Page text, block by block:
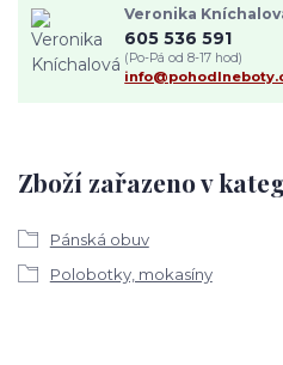
Zboží zařazeno v
Pánská obuv
Polobotky, mokasíny
Veronika
605 536 591
(Po-Pá od 8-17 hod)